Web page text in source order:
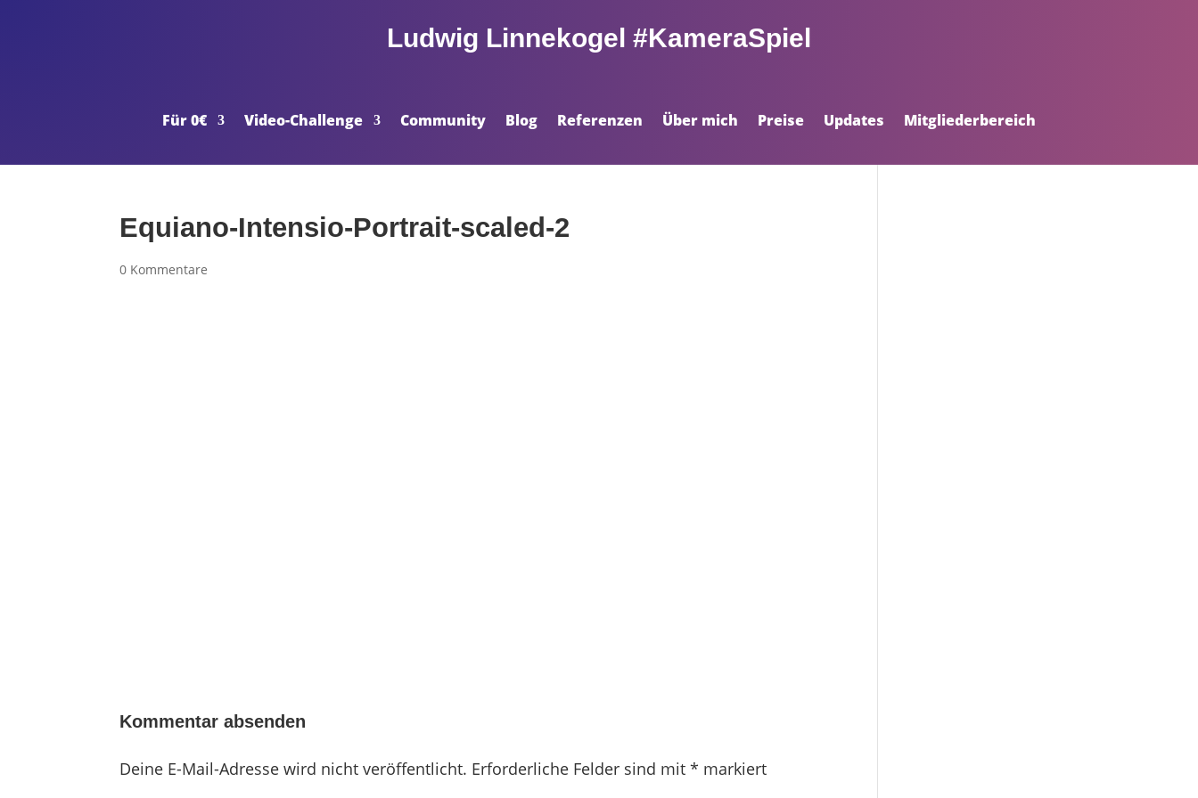
Ludwig Linnekogel #KameraSpiel
Für 0€ Video-Challenge Community Blog Referenzen Über mich Preise Updates Mitgliederbereich
Equiano-Intensio-Portrait-scaled-2
0 Kommentare
Kommentar absenden
Deine E-Mail-Adresse wird nicht veröffentlicht. Erforderliche Felder sind mit* markiert